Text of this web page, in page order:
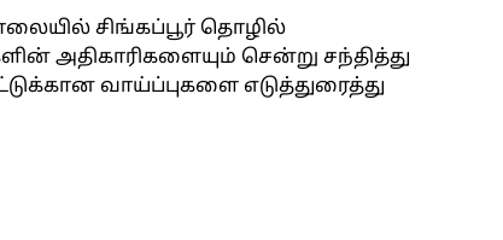
சிங்கப்பூர் தொழில்
அதிகாரிகளையும் சென்று சந்தித்து
வாய்ப்புகளை எடுத்துரைத்து